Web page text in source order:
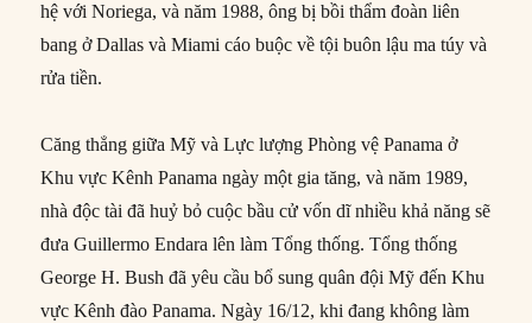
hệ với Noriega, và năm 1988, ông bị bồi thẩm đoàn liên
bang ở Dallas và Miami cáo buộc về tội buôn lậu ma túy và
rửa tiền.
Căng thẳng giữa Mỹ và Lực lượng Phòng vệ Panama ở
Khu vực Kênh Panama ngày một gia tăng, và năm 1989,
nhà độc tài đã huỷ bỏ cuộc bầu cử vốn dĩ nhiều khả năng sẽ
đưa Guillermo Endara lên làm Tổng thống. Tổng thống
George H. Bush đã yêu cầu bổ sung quân đội Mỹ đến Khu
vực Kênh đào Panama. Ngày 16/12, khi đang không làm